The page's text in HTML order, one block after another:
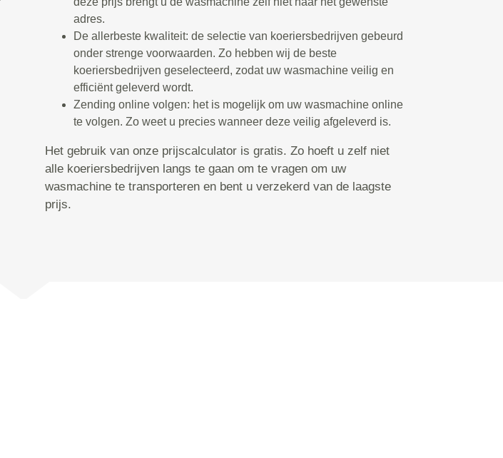
adres.
De allerbeste kwaliteit: de selectie van koeriersbedrijven gebeurd
onder strenge voorwaarden. Zo hebben wij de beste
koeriersbedrijven geselecteerd, zodat uw wasmachine veilig en
efficiënt geleverd wordt.
Zending online volgen: het is mogelijk om uw wasmachine online
te volgen. Zo weet u precies wanneer deze veilig afgeleverd is.
Het gebruik van onze prijscalculator is gratis. Zo hoeft u zelf niet
alle koeriersbedrijven langs te gaan om te vragen om uw
wasmachine te transporteren en bent u verzekerd van de laagste
prijs.